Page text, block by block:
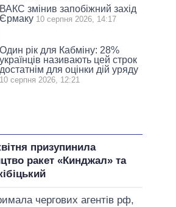
ВАКС змінив запобіжний захід
Єрмаку 10 серпня 2026, 14:17
Один рік для Кабміну: 28%
українців називають цей строк
достатнім для оцінки дій уряду
10 серпня 2026, 12:21
призупинила
ракет «Кинджал» та
чергових агентів рф,